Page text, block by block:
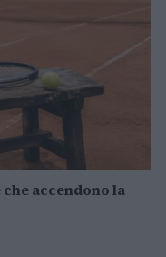
accendono la